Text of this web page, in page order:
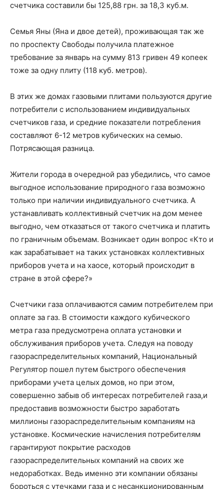
счетчика составили бы 125,88 грн. за 18,3 куб.м.
Семья Яны (Яна и двое детей), проживающая так же
по проспекту Свободы получила платежное
требование за январь на сумму 813 гривен 49 копеек
тоже за одну плиту (118 куб. метров).
В этих же домах газовыми плитами пользуются другие
потребители с использованием индивидуальных
счетчиков газа, и средние показатели потребления
составляют 6-12 метров кубических на семью.
Потрясающая разница.
Жители города в очередной раз убедились, что самое
выгодное использование природного газа возможно
только при наличии индивидуального счетчика. А
устанавливать коллективный счетчик на дом менее
выгодно, чем отказаться от такого счетчика и платить
по граничным объемам. Возникает один вопрос «Кто и
как зарабатывает на таких установках коллективных
приборов учета и на хаосе, который происходит в
стране в этой сфере?»
Счетчики газа оплачиваются самим потребителем при
оплате за газ. В стоимости каждого кубического
метра газа предусмотрена оплата установки и
обслуживания приборов учета. Следуя на поводу
газораспределительных компаний, Национальный
Регулятор пошел путем быстрого обеспечения
приборами учета целых домов, но при этом,
совершенно забыв об интересах потребителей газа,и
предоставив возможности быстро заработать
миллионы газораспределительным компаниям на
установке. Космические начисления потребителям
гарантируют покрытие расходов
газораспределительных компаний на своих же
недоработках. Ведь именно эти компании обязаны
бороться с утечками газа и с несанкционированным